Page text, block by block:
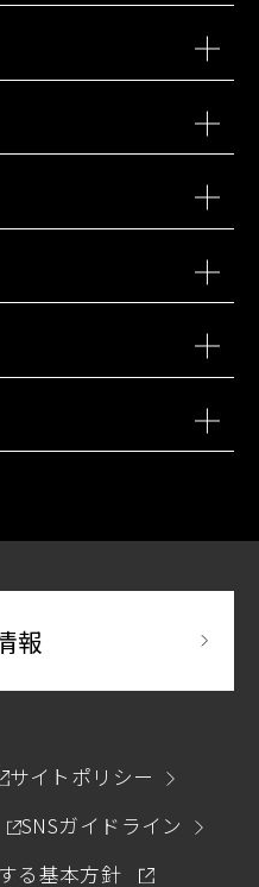
別ウィン
ィンドウで開きます
別ウィンドウで開きます
ウィンドウで開きます
別ウィンドウで開きます
別ウィンドウ
ウで開きます
クロスライフ博多柳橋別ウ
ウィンドウで開きます
/ ホテル ユニバーサル
ウで開きます
報 別ウィンドウで開
ウィンドウで開きます
サイトポリシー
別ウィンドウで開きます
SNSガイドライン
る基本方針
別ウィンド